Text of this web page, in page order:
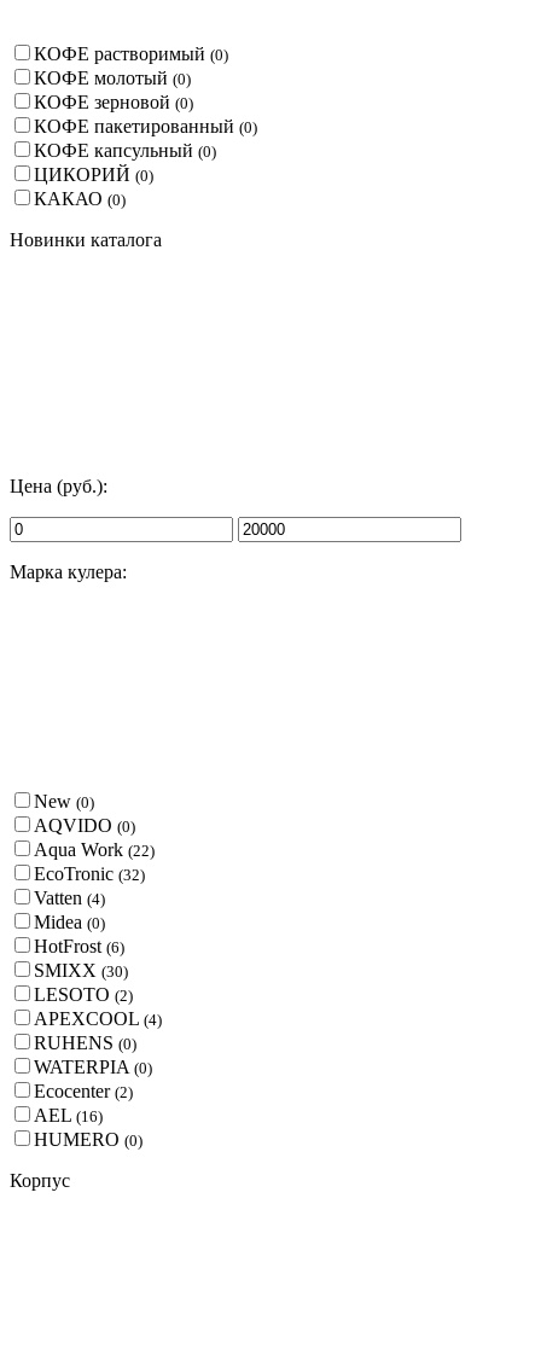
КОФЕ растворимый (0)
КОФЕ молотый (0)
КОФЕ зерновой (0)
КОФЕ пакетированный (0)
КОФЕ капсульный (0)
ЦИКОРИЙ (0)
КАКАО (0)
Новинки каталога
Цена (руб.):
Марка кулера:
New (0)
AQVIDO (0)
Aqua Work (22)
EcoTronic (32)
Vatten (4)
Midea (0)
HotFrost (6)
SMIXX (30)
LESOTO (2)
APEXCOOL (4)
RUHENS (0)
WATERPIA (0)
Ecocenter (2)
AEL (16)
HUMERO (0)
Корпус